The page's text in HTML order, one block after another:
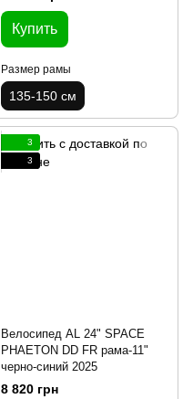
Купить
Размер рамы
135-150 см
3
3
Велосипед AL 24" SPACE
PHAETON DD FR рама-11"
черно-синий 2025
8 820 грн